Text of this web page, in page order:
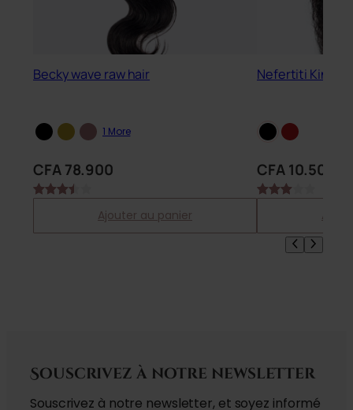
Becky wave raw hair
1 More
CFA78.900
Ajouter au panier
Nefertiti Kinky
CFA10.500
sur 5
Souscrivez à notre newsletter
Souscrivez à notre newsletter, et soyez informé